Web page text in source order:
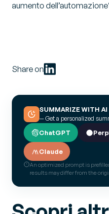
aumento dell’automazione
Share on
SUMMARIZE WITH AI
— Get a personalized
ChatGPT
Claude
An optimized prompt is
results may differ from the